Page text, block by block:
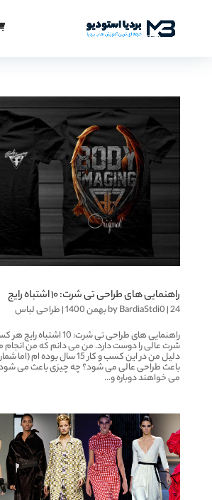
راهنمایی های طراحی تی شرت: ۱۰ اشتباه رایج
byBardiaStdi0|24 بهمن 1400 |طراحی لباس
راهنمایی های طراحی تی شرت: 10
شرت عالی را دوست دارد. من می دانم که من
دلیل من در این کسب و کار 15 سال
باعث طراحی عالی می شود؟ چه چیزی باعث می
می خواهند دوباره و...